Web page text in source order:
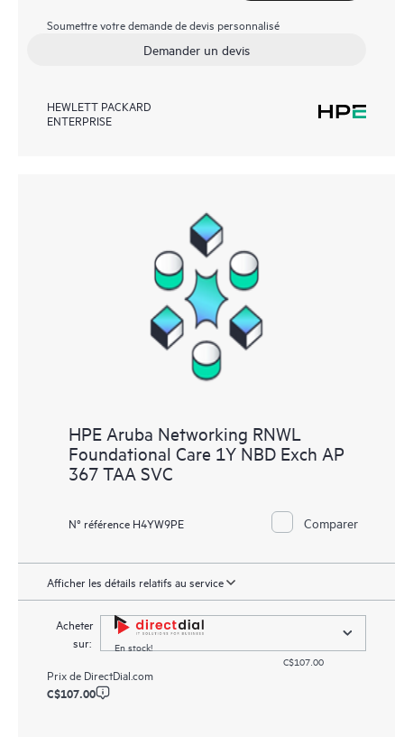
Soumettre votre demande de devis personnalisé
Demander un devis
HEWLETT PACKARD
ENTERPRISE
HPE Aruba Networking RNWL
Foundational Care 1Y NBD Exch AP
367 TAA SVC
N° référence H4YW9PE Comparer
Afficher les détails relatifs au service
Acheter
sur:
En stock!
C$107.00
Prix de DirectDial.com
C$107.00